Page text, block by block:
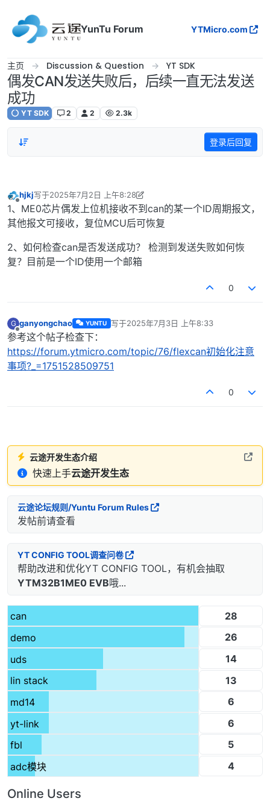
YunTu Forum
YTMicro.com
主页 Discussion & Question YT SDK
偶发CAN发送失败后，后续一直无法发送
成功
YT SDK 2 2 2.3k
登录后回复
离线
hjkj写于2025年7月2日 上午8:28
最后由 hjkj 编辑2025年7月2日 下午4:34
1、ME0芯片偶发上位机接收不到can的某一个ID周期报文，
其他报文可接收，复位MCU后可恢复
2、如何检查can是否发送成功？ 检测到发送失败如何恢
复？目前是一个ID使用一个邮箱
0
G
离线
ganyongchao YUNTU 写于2025年7月3日 上午8:33
最后由 编辑
参考这个帖子检查下：
https://forum.ytmicro.com/topic/76/flexcan初始化注意
事项?_=1751528509751
0
云途开发生态介绍
快速上手云途开发生态
云途论坛规则/Yuntu Forum Rules
发帖前请查看
YT CONFIG TOOL调查问卷
帮助改进和优化YT CONFIG TOOL，有机会抽取
YTM32B1ME0 EVB哦...
can
28
demo
26
uds
14
lin stack
13
md14
6
yt-link
6
fbl
5
adc模块
4
Online Users